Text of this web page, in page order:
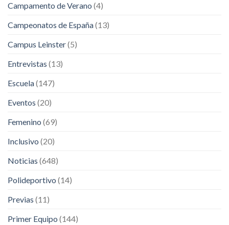
Campamento de Verano (4)
Campeonatos de España(13)
Campus Leinster(5)
Entrevistas (13)
Escuela(147)
Eventos (20)
Femenino (69)
Inclusivo (20)
Noticias (648)
Polideportivo (14)
Previas (11)
Primer Equipo (144)